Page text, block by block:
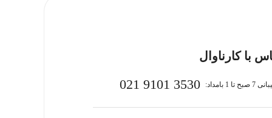
با کارناوال
تا 1 بامداد: 021 9101 3530